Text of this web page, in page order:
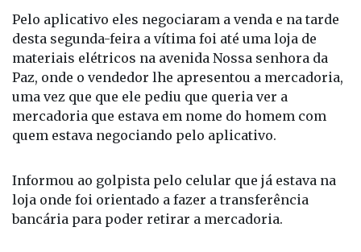
Pelo aplicativo eles negociaram a venda e na tarde
desta segunda-feira a vítima foi até uma loja de
materiais elétricos na avenida Nossa senhora da
Paz, onde o vendedor lhe apresentou a mercadoria,
uma vez que que ele pediu que queria ver a
mercadoria que estava em nome do homem com
quem estava negociando pelo aplicativo.
Informou ao golpista pelo celular que já estava na
loja onde foi orientado a fazer a transferência
bancária para poder retirar a mercadoria.